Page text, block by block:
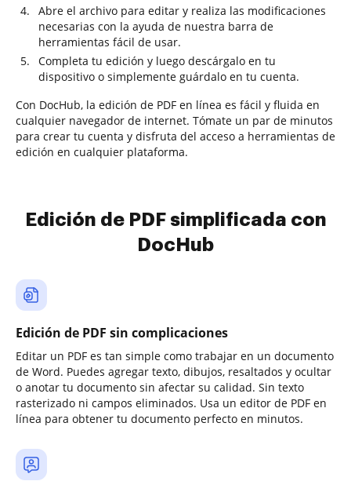
Abre el archivo para editar y realiza las modificaciones
necesarias con la ayuda de nuestra barra de
herramientas fácil de usar.
Completa tu edición y luego descárgalo en tu
dispositivo o simplemente guárdalo en tu cuenta.
Con DocHub, la edición de PDF en línea es fácil y fluida en
cualquier navegador de internet. Tómate un par de minutos
para crear tu cuenta y disfruta del acceso a herramientas de
edición en cualquier plataforma.
Edición de PDF simplificada con
DocHub
Edición de PDF sin complicaciones
Editar un PDF es tan simple como trabajar en un documento
de Word. Puedes agregar texto, dibujos, resaltados y ocultar
o anotar tu documento sin afectar su calidad. Sin texto
rasterizado ni campos eliminados. Usa un editor de PDF en
línea para obtener tu documento perfecto en minutos.